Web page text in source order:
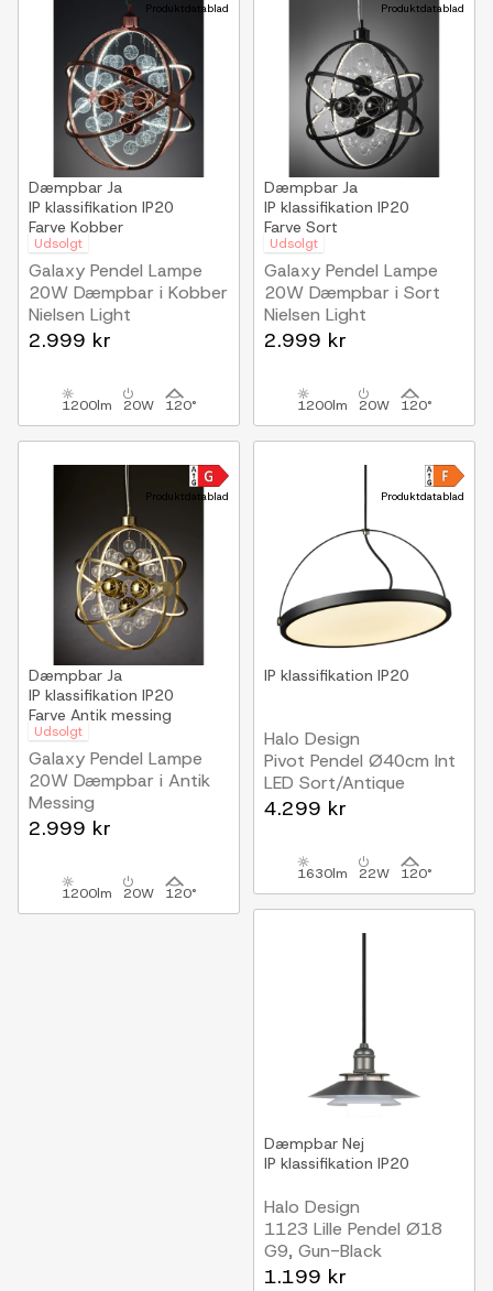
Produktdatablad
Udsolgt
Dæmpbar Ja
IP klassifikation IP20
Farve Kobber
Galaxy Pendel Lampe
20W Dæmpbar i Kobber
Nielsen Light
2.999 kr
1200lm 20W 120°
Produktdatablad
Udsolgt
Dæmpbar Ja
IP klassifikation IP20
Farve Sort
Galaxy Pendel Lampe
20W Dæmpbar i Sort
Nielsen Light
2.999 kr
1200lm 20W 120°
Produktdatablad
Udsolgt
Dæmpbar Ja
IP klassifikation IP20
Farve Antik messing
Galaxy Pendel Lampe
20W Dæmpbar i Antik
Messing
Nielsen Light
2.999 kr
1200lm 20W 120°
Produktdatablad
IP klassifikation IP20
Halo Design
Pivot Pendel Ø40cm Int
LED Sort/Antique
4.299 kr
1630lm 22W 120°
Dæmpbar Nej
IP klassifikation IP20
Halo Design
1123 Lille Pendel Ø18
G9, Gun-Black
1.199 kr